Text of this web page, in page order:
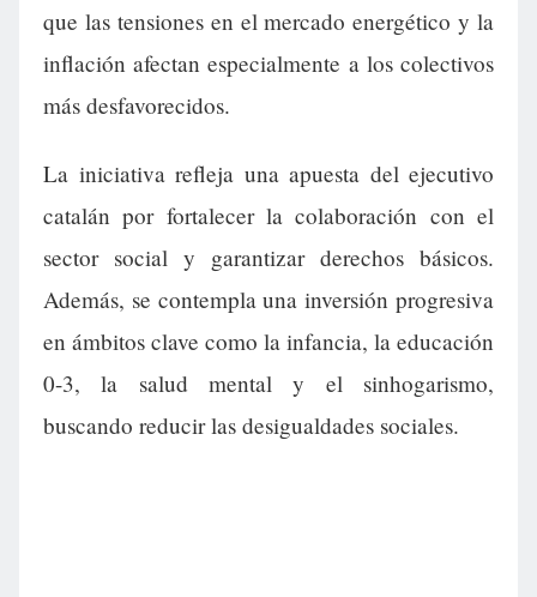
que las tensiones en el mercado energético y la
inflación afectan especialmente a los colectivos
más desfavorecidos.
La iniciativa refleja una apuesta del ejecutivo
catalán por fortalecer la colaboración con el
sector social y garantizar derechos básicos.
Además, se contempla una inversión progresiva
en ámbitos clave como la infancia, la educación
0-3, la salud mental y el sinhogarismo,
buscando reducir las desigualdades sociales.